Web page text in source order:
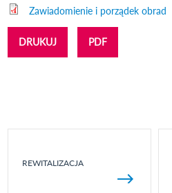
Zawiadomienie i porządek obrad
DRUKUJ PDF
REWITALIZACJA